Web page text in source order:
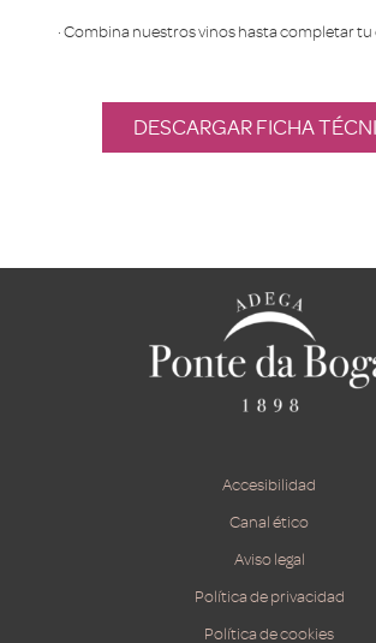
· Combina nuestros vinos hasta completar tu
DESCARGAR FICHA
Accesibilidad
Canal ético
Aviso legal
Política de privacidad
Política de cookies